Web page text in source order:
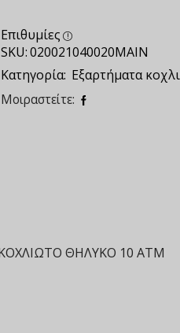
Επιθυμίες
SKU:020021040020ΜΑΙΝ
Κατηγορία: Εξαρτήματα
Μοιραστείτε: